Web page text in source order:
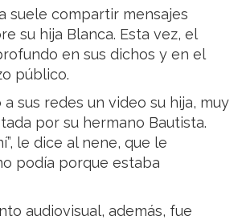
suele compartir mensajes
su hija Blanca. Esta vez, el
en sus dichos y en el
público.
sus redes un video su hija, muy
por su hermano Bautista.
le dice al nene, que le
podía porque estaba
audiovisual, además, fue